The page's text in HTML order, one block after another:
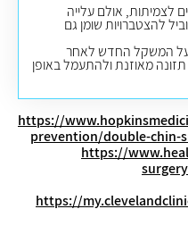
לצמיתות, אולם עלייה
להצטברויות שומן גם
המשקל החדש לאחר
מאוזנת ולהתעמל באופן
https://
prevention/double-chin-
https://
https://